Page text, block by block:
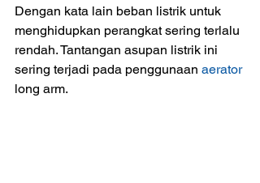
Dengan kata lain beban listrik untuk
menghidupkan perangkat sering terlalu
rendah. Tantangan asupan listrik ini
sering terjadi pada penggunaan aerator
long arm.